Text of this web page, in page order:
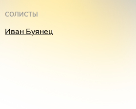
СОЛИСТЫ
Иван Буянец